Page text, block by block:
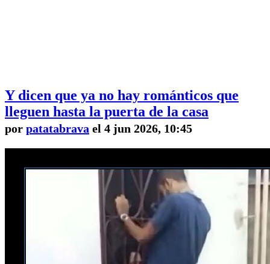
Y dicen que ya no hay románticos que
lleguen hasta la puerta de la casa
por patatabrava el 4 jun 2026, 10:45